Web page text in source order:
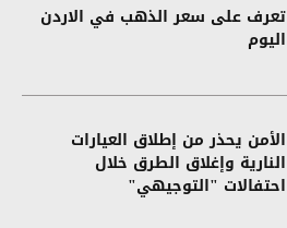
تعرف على سعر الذهب في الاردن
اليوم
الأمن يحذر من إطلاق العيارات
النارية وإغلاق الطرق خلال
احتفالات "التوجيهي"